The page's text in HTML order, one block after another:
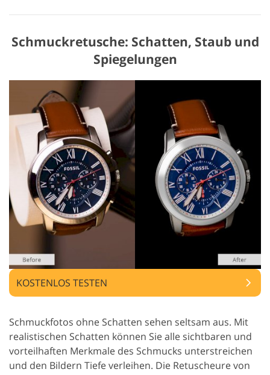
Schmuckretusche: Schatten, Staub und
Spiegelungen
KOSTENLOS TESTEN
Schmuckfotos ohne Schatten sehen seltsam aus. Mit
realistischen Schatten können Sie alle sichtbaren und
vorteilhaften Merkmale des Schmucks unterstreichen
und den Bildern Tiefe verleihen. Die Retuscheure von